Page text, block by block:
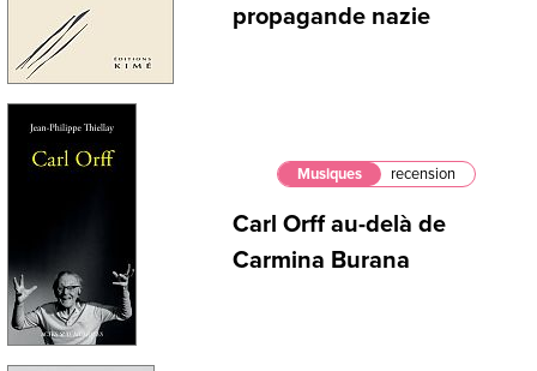
propagande nazie
Musiques recension
Carl Orff au-delà de
Carmina Burana